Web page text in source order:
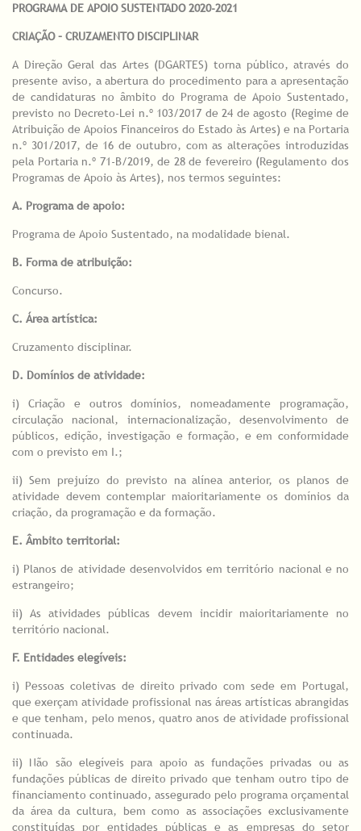
PROGRAMA DE APOIO SUSTENTADO 2020-2021
CRIAÇÃO – CRUZAMENTO DISCIPLINAR
A Direção Geral das Artes (DGARTES) torna público, através do
presente aviso, a abertura do procedimento para a apresentação
de candidaturas no âmbito do Programa de Apoio Sustentado,
previsto no Decreto-Lei n.º 103/2017 de 24 de agosto (Regime de
Atribuição de Apoios Financeiros do Estado às Artes) e na Portaria
n.º 301/2017, de 16 de outubro, com as alterações introduzidas
pela Portaria n.º 71-B/2019, de 28 de fevereiro (Regulamento dos
Programas de Apoio às Artes), nos termos seguintes:
A. Programa de apoio:
Programa de Apoio Sustentado, na modalidade bienal.
B. Forma de atribuição:
Concurso.
C. Área artística:
Cruzamento disciplinar.
D. Domínios de atividade:
i) Criação e outros domínios, nomeadamente programação,
circulação nacional, internacionalização, desenvolvimento de
públicos, edição, investigação e formação, e em conformidade
com o previsto em I.;
ii) Sem prejuízo do previsto na alínea anterior, os planos de
atividade devem contemplar maioritariamente os domínios da
criação, da programação e da formação.
E. Âmbito territorial:
i) Planos de atividade desenvolvidos em território nacional e no
estrangeiro;
ii) As atividades públicas devem incidir maioritariamente no
território nacional.
F. Entidades elegíveis:
i) Pessoas coletivas de direito privado com sede em Portugal,
que exerçam atividade profissional nas áreas artísticas abrangidas
e que tenham, pelo menos, quatro anos de atividade profissional
continuada.
ii) Não são elegíveis para apoio as fundações privadas ou as
fundações públicas de direito privado que tenham outro tipo de
financiamento continuado, assegurado pelo programa orçamental
da área da cultura, bem como as associações exclusivamente
constituídas por entidades públicas e as empresas do setor